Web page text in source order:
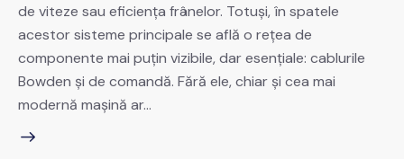
de viteze sau eficiența frânelor. Totuși, în spatele
acestor sisteme principale se află o rețea de
componente mai puțin vizibile, dar esențiale: cablurile
Bowden și de comandă. Fără ele, chiar și cea mai
modernă mașină ar…